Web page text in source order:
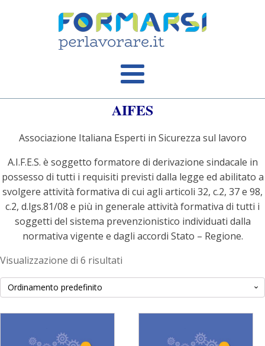
AIFES
Associazione Italiana Esperti in Sicurezza sul lavoro
A.I.F.E.S. è soggetto formatore di derivazione sindacale in
possesso di tutti i requisiti previsti dalla legge ed abilitato a
svolgere attività formativa di cui agli articoli 32, c.2, 37 e 98,
c.2, d.lgs.81/08 e più in generale attività formativa di tutti i
soggetti del sistema prevenzionistico individuati dalla
normativa vigente e dagli accordi Stato – Regione.
Visualizzazione di 6 risultati